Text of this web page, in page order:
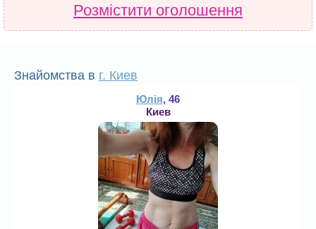
Розмістити оголошення
Знайомства в г. Киев
Юлія, 46
Киев